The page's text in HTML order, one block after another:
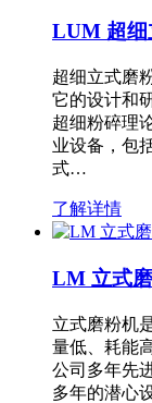
LUM 超细
超细立式磨
它的设计和
超细粉碎理
业设备，包
式…
了解详情
LM 立式
立式磨粉机
量低、耗能
公司多年先
多年的潜心